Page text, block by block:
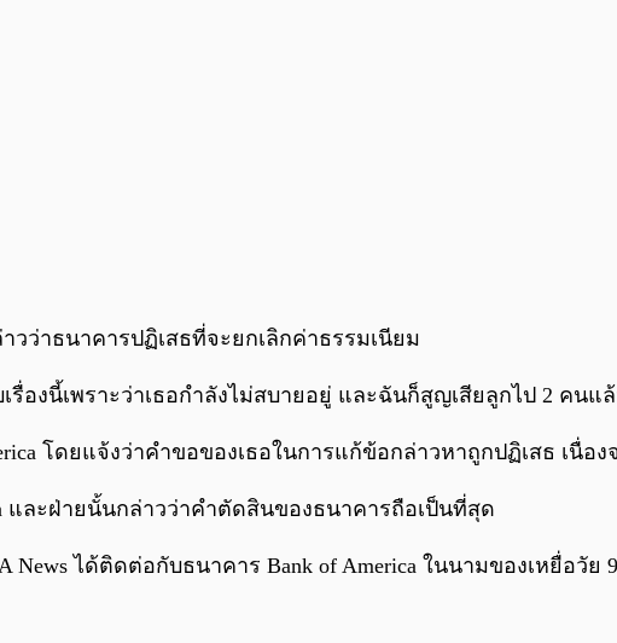
ว่าธนาคารปฏิเสธที่จะยกเลิกค่าธรรมเนียม
องนี้เพราะว่าเธอกำลังไม่สบายอยู่ และฉันก็สูญเสียลูกไป 2 คนแ
โดยแจ้งว่าคำขอของเธอในการแก้ข้อกล่าวหาถูกปฏิเสธ เนื่อ
และฝ่ายนั้นกล่าวว่าคำตัดสินของธนาคารถือเป็นที่สุด
News ได้ติดต่อกับธนาคาร Bank of America ในนามของเหยื่อวัย